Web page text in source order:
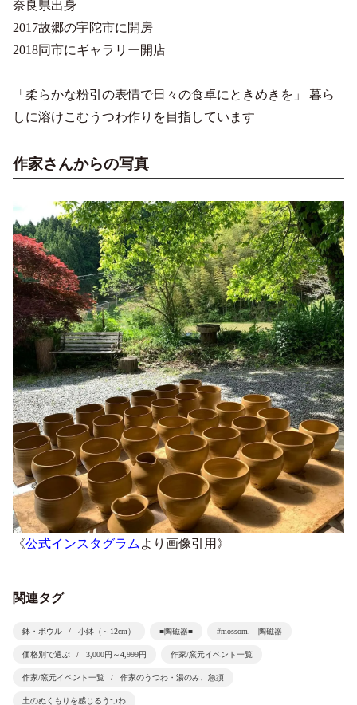
奈良県出身
2017故郷の宇陀市に開房
2018同市にギャラリー開店
「柔らかな粉引の表情で日々の食卓にときめきを」 暮ら
しに溶けこむうつわ作りを目指しています
作家さんからの写真
《公式インスタグラム より画像引用》
関連タグ
鉢・ボウル 小鉢（～12cm） ■陶磁器■ #mossom. 陶磁器
価格別で選ぶ 3,000円～4,999円 作家/窯元イベント一覧
作家/窯元イベント一覧 作家のうつわ・湯のみ、急須
土のぬくもりを感じるうつわ